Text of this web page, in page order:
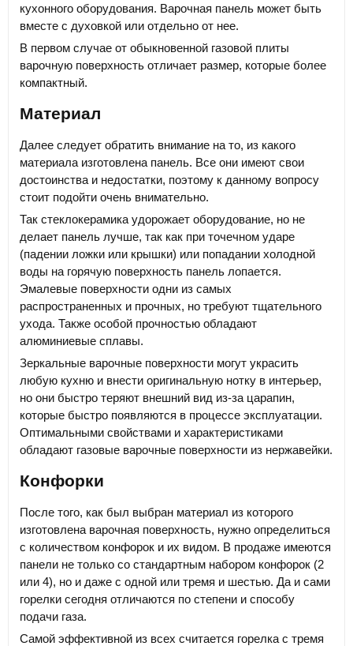
кухонного оборудования. Варочная панель может быть
вместе с духовкой или отдельно от нее.
В первом случае от обыкновенной газовой плиты
варочную поверхность отличает размер, которые более
компактный.
Материал
Далее следует обратить внимание на то, из какого
материала изготовлена панель. Все они имеют свои
достоинства и недостатки, поэтому к данному вопросу
стоит подойти очень внимательно.
Так стеклокерамика удорожает оборудование, но не
делает панель лучше, так как при точечном ударе
(падении ложки или крышки) или попадании холодной
воды на горячую поверхность панель лопается.
Эмалевые поверхности одни из самых
распространенных и прочных, но требуют тщательного
ухода. Также особой прочностью обладают
алюминиевые сплавы.
Зеркальные варочные поверхности могут украсить
любую кухню и внести оригинальную нотку в интерьер,
но они быстро теряют внешний вид из-за царапин,
которые быстро появляются в процессе эксплуатации.
Оптимальными свойствами и характеристиками
обладают газовые варочные поверхности из нержавейки.
Конфорки
После того, как был выбран материал из которого
изготовлена варочная поверхность, нужно определиться
с количеством конфорок и их видом. В продаже имеются
панели не только со стандартным набором конфорок (2
или 4), но и даже с одной или тремя и шестью. Да и сами
горелки сегодня отличаются по степени и способу
подачи газа.
Самой эффективной из всех считается горелка с тремя